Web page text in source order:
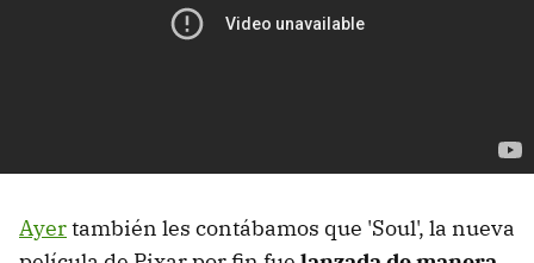
Ayertambién les contábamos que 'Soul', la nueva